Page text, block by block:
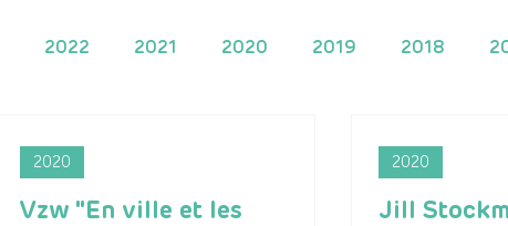
2022 2021 2020 2019 2018
Vzw "En ville et les
2020
Jill
2020